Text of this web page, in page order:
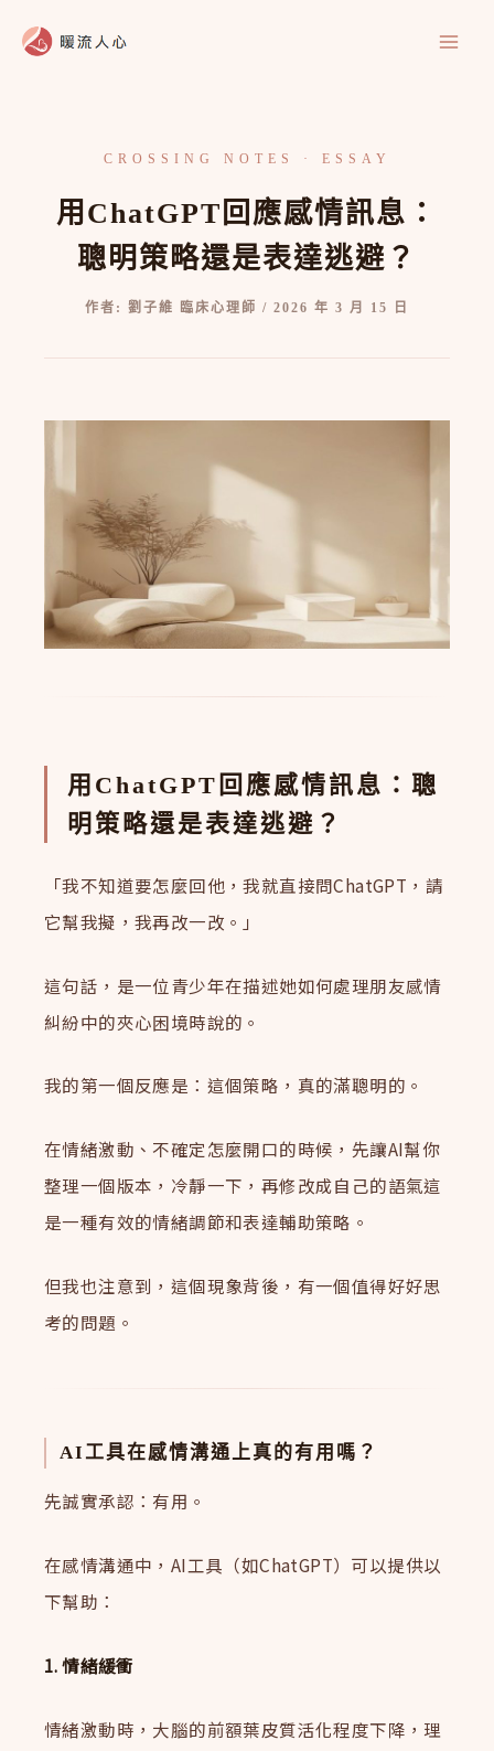
用ChatGPT回應感情訊息：
聰明策略還是表達逃避？
作者: 劉子維 臨床心理師 / 2026 年 3 月 15 日
用ChatGPT回應感情訊息：聰
明策略還是表達逃避？
「我不知道要怎麼回他，我就直接問ChatGPT，請
它幫我擬，我再改一改。」
這句話，是一位青少年在描述她如何處理朋友感情
糾紛中的夾心困境時說的。
我的第一個反應是：這個策略，真的滿聰明的。
在情緒激動、不確定怎麼開口的時候，先讓AI幫你
整理一個版本，冷靜一下，再修改成自己的語氣這
是一種有效的情緒調節和表達輔助策略。
但我也注意到，這個現象背後，有一個值得好好思
考的問題。
AI工具在感情溝通上真的有用嗎？
先誠實承認：有用。
在感情溝通中，AI工具（如ChatGPT）可以提供以
下幫助：
1. 情緒緩衝
情緒激動時，大腦的前額葉皮質活化程度下降，理